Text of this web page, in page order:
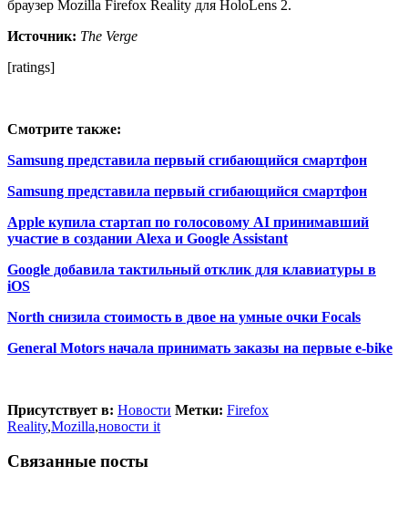
браузер Mozilla Firefox Reality для HoloLens 2.
Источник: The Verge
[ratings]
Смотрите также:
Samsung представила первый сгибающийся смартфон
Samsung представила первый сгибающийся смартфон
Apple купила стартап по голосовому AI принимавший
участие в создании Alexa и Google Assistant
Google добавила тактильный отклик для клавиатуры в
iOS
North снизила стоимость в двое на умные очки Focals
General Motors начала принимать заказы на первые e-bike
Присутствует в: Новости Метки: Firefox
Reality,Mozilla,новости it
Связанные посты